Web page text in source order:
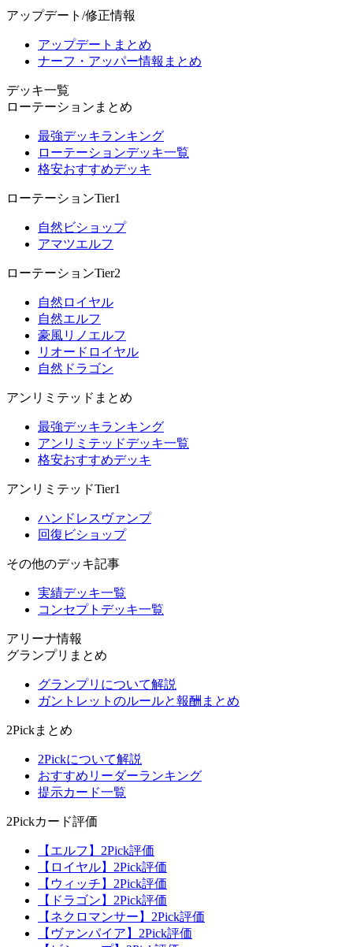
アップデート/修正情報
アップデートまとめ
ナーフ・アッパー情報まとめ
デッキ一覧
ローテーションまとめ
最強デッキランキング
ローテーションデッキ一覧
格安おすすめデッキ
ローテーションTier1
自然ビショップ
アマツエルフ
ローテーションTier2
自然ロイヤル
自然エルフ
豪風リノエルフ
リオードロイヤル
自然ドラゴン
アンリミテッドまとめ
最強デッキランキング
アンリミテッドデッキ一覧
格安おすすめデッキ
アンリミテッドTier1
ハンドレスヴァンプ
回復ビショップ
その他のデッキ記事
実績デッキ一覧
コンセプトデッキ一覧
アリーナ情報
グランプリまとめ
グランプリについて解説
ガントレットのルールと報酬まとめ
2Pickまとめ
2Pickについて解説
おすすめリーダーランキング
提示カード一覧
2Pickカード評価
【エルフ】2Pick評価
【ロイヤル】2Pick評価
【ウィッチ】2Pick評価
【ドラゴン】2Pick評価
【ネクロマンサー】2Pick評価
【ヴァンパイア】2Pick評価